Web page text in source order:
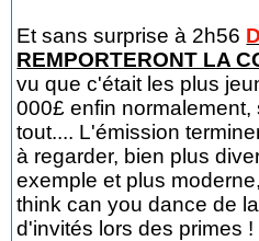
Et sans surprise à 2h56
REMPORTERONT LA
vu que c'était les plus
000£ enfin
tout.... L'émission
à regarder, bien plus
exemple et plus
think can you dance de
d'invités lors des primes !